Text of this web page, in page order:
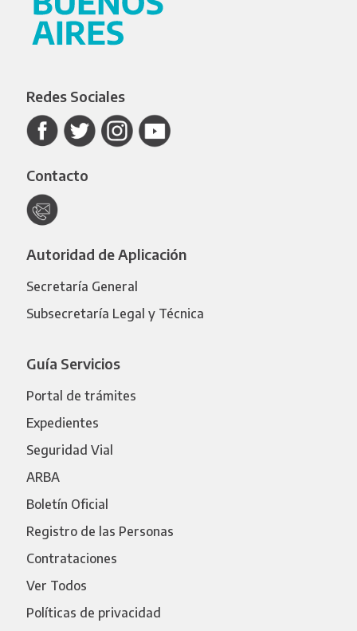
Redes Sociales
Contacto
Autoridad de Aplicación
Secretaría General
Subsecretaría Legal y Técnica
Guía Servicios
Portal de trámites
Expedientes
Seguridad Vial
ARBA
Boletín Oficial
Registro de las Personas
Contrataciones
Ver Todos
Políticas de privacidad